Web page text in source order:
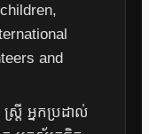
and
ត្រី អ្នកប្រដាល់